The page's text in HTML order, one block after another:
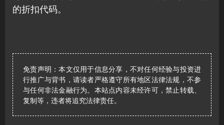
的折扣代码。
免责声明：本文仅用于信息分享，不对任何经验与投资进
行推广与背书，请读者严格遵守所有地区法律法规，不参
与任何非法金融行为。本站点内容未经许可，禁止转载、
复制等，违者将追究法律责任。